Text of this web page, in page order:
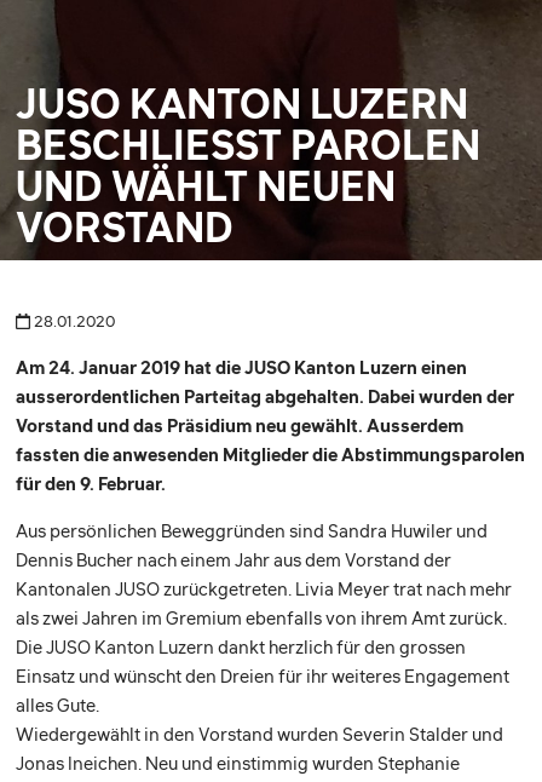
JUSO KANTON LUZERN
BESCHLIESST PAROLEN
UND WÄHLT NEUEN
VORSTAND
28.01.2020
Am 24. Januar 2019 hat die JUSO Kanton Luzern einen
ausserordentlichen Parteitag abgehalten. Dabei wurden der
Vorstand und das Präsidium neu gewählt. Ausserdem
fassten die anwesenden Mitglieder die Abstimmungsparolen
für den 9. Februar.
Aus persönlichen Beweggründen sind Sandra Huwiler und
Dennis Bucher nach einem Jahr aus dem Vorstand der
Kantonalen JUSO zurückgetreten. Livia Meyer trat nach mehr
als zwei Jahren im Gremium ebenfalls von ihrem Amt zurück.
Die JUSO Kanton Luzern dankt herzlich für den grossen
Einsatz und wünscht den Dreien für ihr weiteres Engagement
alles Gute.
Wiedergewählt in den Vorstand wurden Severin Stalder und
Jonas Ineichen. Neu und einstimmig wurden Stephanie